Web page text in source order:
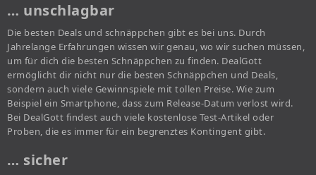
… unschlagbar
Die besten Deals und schnäppchen gibt es bei uns. Durch
Jahrelange Erfahrungen wissen wir genau, wo wir suchen müssen,
um für dich die besten Schnäppchen zu finden. DealGott
ermöglicht dir nicht nur die besten Schnäppchen und Deals,
sondern auch viele Gewinnspiele mit tollen Preise. Wie zum
Beispiel ein Smartphone, dass zum Release-Datum verlost wird.
Bei DealGott findest auch viele kostenlose Test-Artikel oder
Proben, die es immer für ein begrenztes Kontingent gibt.
… sicher